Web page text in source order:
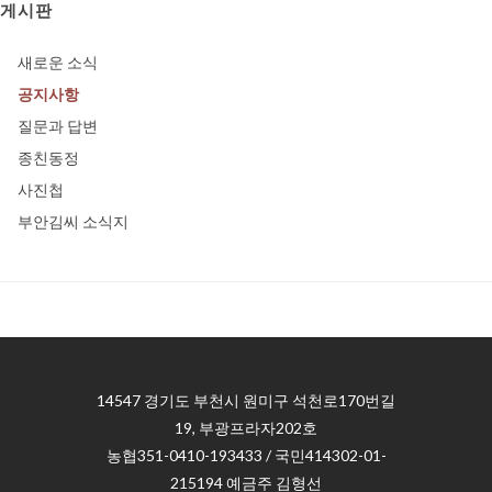
게시판
새로운 소식
공지사항
질문과 답변
종친동정
사진첩
부안김씨 소식지
14547 경기도 부천시 원미구 석천로170번길
19, 부광프라자202호
농협351-0410-193433 / 국민414302-01-
215194 예금주 김형선